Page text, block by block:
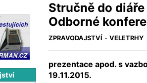
Stručně do
Odborné
ZPRAVODAJSTVÍ -VELETRHY
prezentace apod. s
19.11.2015.